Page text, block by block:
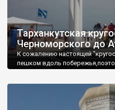
Тарханкутская
Черноморского до
К сожалению настоящей
пешком вдоль